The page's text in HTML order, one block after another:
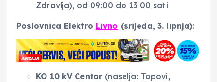
Zdravlja), od 09:00 do 13:00 sati
Poslovnica Elektro Livno (srijeda, 3. lipnja):
KO 10 kV Centar (naselja: Topovi,